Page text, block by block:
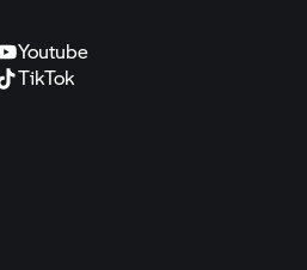
Youtube
TikTok